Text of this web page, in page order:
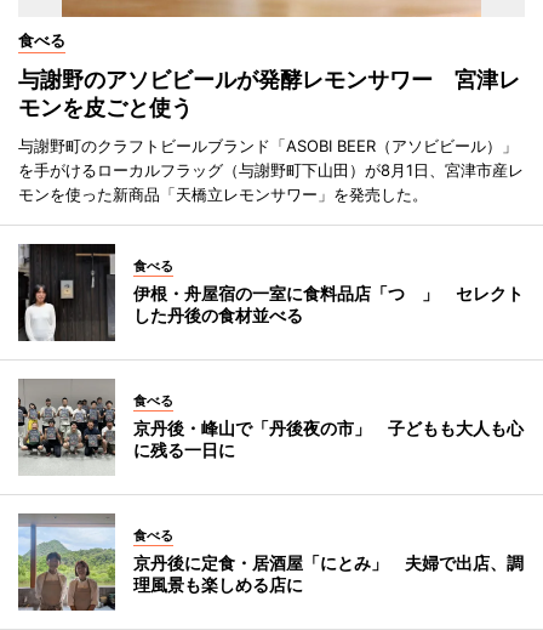
食べる
与謝野のアソビビールが発酵レモンサワー 宮津レ
モンを皮ごと使う
与謝野町のクラフトビールブランド「ASOBI BEER（アソビビール）」
を手がけるローカルフラッグ（与謝野町下山田）が8月1日、宮津市産レ
モンを使った新商品「天橋立レモンサワー」を発売した。
食べる
伊根・舟屋宿の一室に食料品店「つゝ」 セレクト
した丹後の食材並べる
食べる
京丹後・峰山で「丹後夜の市」 子どもも大人も心
に残る一日に
食べる
京丹後に定食・居酒屋「にとみ」 夫婦で出店、調
理風景も楽しめる店に